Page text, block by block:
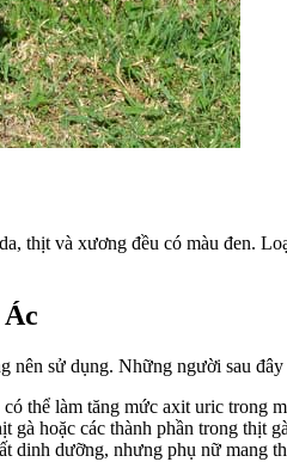
thịt và xương đều có màu đen.
sử dụng. Những người sau
thể làm tăng mức axit uric trong
gà hoặc các thành phần trong thịt
dinh dưỡng, nhưng phụ nữ mang